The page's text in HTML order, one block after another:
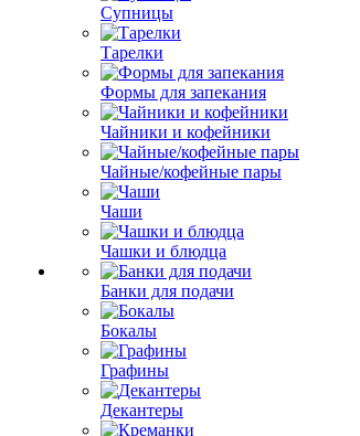
Супницы
Тарелки
Формы для запекания
Чайники и кофейники
Чайные/кофейные пары
Чаши
Чашки и блюдца
Банки для подачи
Бокалы
Графины
Декантеры